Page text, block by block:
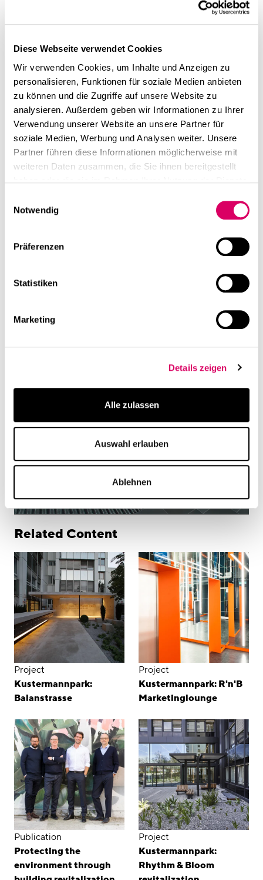
Diese Webseite verwendet Cookies
Wir verwenden Cookies, um Inhalte und Anzeigen zu
personalisieren, Funktionen für soziale Medien anbieten
zu können und die Zugriffe auf unsere Website zu
analysieren. Außerdem geben wir Informationen zu Ihrer
Verwendung unserer Website an unsere Partner für
soziale Medien, Werbung und Analysen weiter. Unsere
Partner führen diese Informationen möglicherweise mit
weiteren Daten zusammen, die Sie ihnen bereitgestellt
Notwendig
Präferenzen
Statistiken
Marketing
Details zeigen
Alle zulassen
Auswahl erlauben
Ablehnen
2013
Related Content
Project
Kustermannpark:
Balanstrasse
Project
Kustermannpark: R'n'B
Marketinglounge
Publication
Protecting the
environment through
Project
Kustermannpark:
Rhythm & Bloom